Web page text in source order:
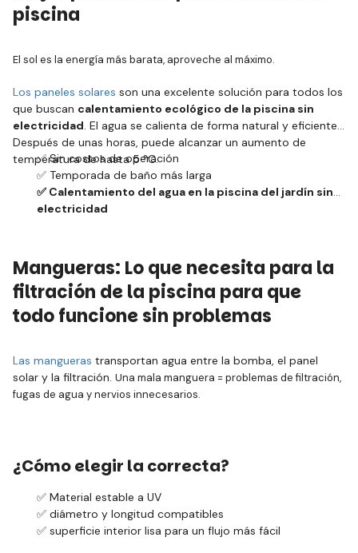
piscina
El sol es la energía más barata, aproveche al máximo.
Los paneles solares son una excelente solución para todos los
que buscan calentamiento ecológico de la piscina sin
electricidad. El agua se calienta de forma natural y eficiente.
Después de unas horas, puede alcanzar un aumento de
temperatura de hasta 5 °C.
✅ Sin costos de operación
✅ Temporada de baño más larga
✅ Calentamiento del agua en la piscina del jardín sin
electricidad
Mangueras: Lo que necesita para la
filtración de la piscina para que
todo funcione sin problemas
Las mangueras transportan agua entre la bomba, el panel
solar y la filtración. Una mala manguera = problemas de filtración,
fugas de agua y nervios innecesarios.
¿Cómo elegir la correcta?
✅ Material estable a UV
✅ diámetro y longitud compatibles
✅ superficie interior lisa para un flujo más fácil